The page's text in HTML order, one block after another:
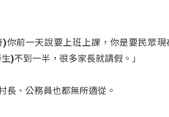
前一天說要上班上課，你是要民眾現
)不到一半，很多家長就請假。」
長、公務員也都無所適從。